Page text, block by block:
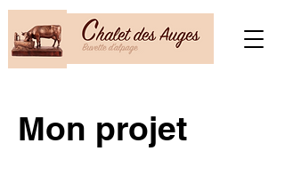
Mon projet